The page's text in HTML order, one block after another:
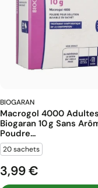
BIOGARAN
Macrogol 4000 Adultes
Biogaran 10 G Sans
Poudre...
20 sachets
Prix
3,99 €